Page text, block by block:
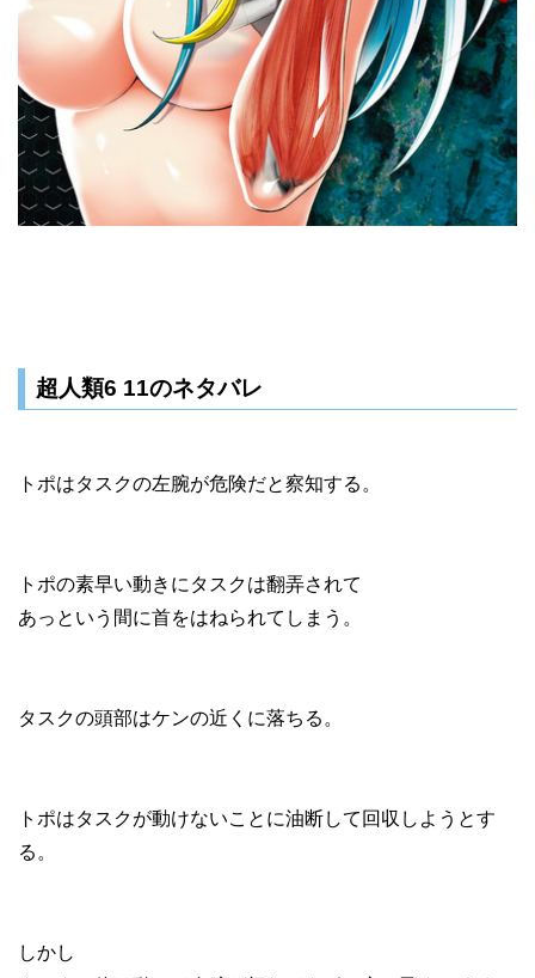
超人類6 11のネタバレ
トポはタスクの左腕が危険だと察知する。
トポの素早い動きにタスクは翻弄されて
あっという間に首をはねられてしまう。
タスクの頭部はケンの近くに落ちる。
トポはタスクが動けないことに油断して回収しようとす
る。
しかし